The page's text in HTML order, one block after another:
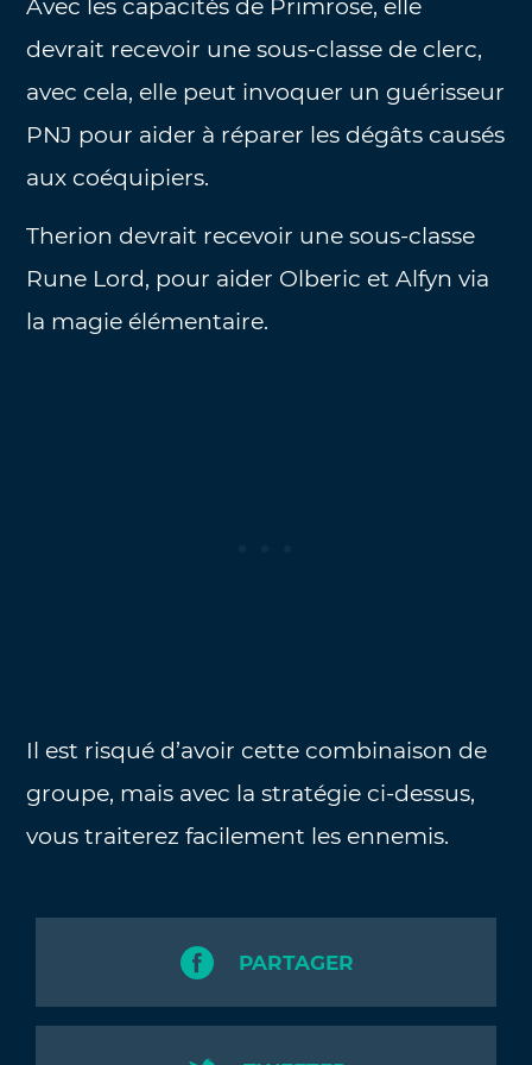
Avec les capacités de Primrose, elle
devrait recevoir une sous-classe de clerc,
avec cela, elle peut invoquer un guérisseur
PNJ pour aider à réparer les dégâts causés
aux coéquipiers.
Therion devrait recevoir une sous-classe
Rune Lord, pour aider Olberic et Alfyn via
la magie élémentaire.
Il est risqué d’avoir cette combinaison de
groupe, mais avec la stratégie ci-dessus,
vous traiterez facilement les ennemis.
PARTAGER